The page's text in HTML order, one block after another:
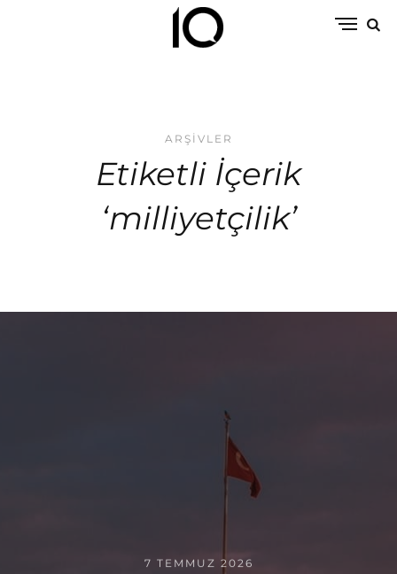
ARŞIVLER
Etiketli İçerik
‘milliyetçilik’
7 TEMMUZ 2026